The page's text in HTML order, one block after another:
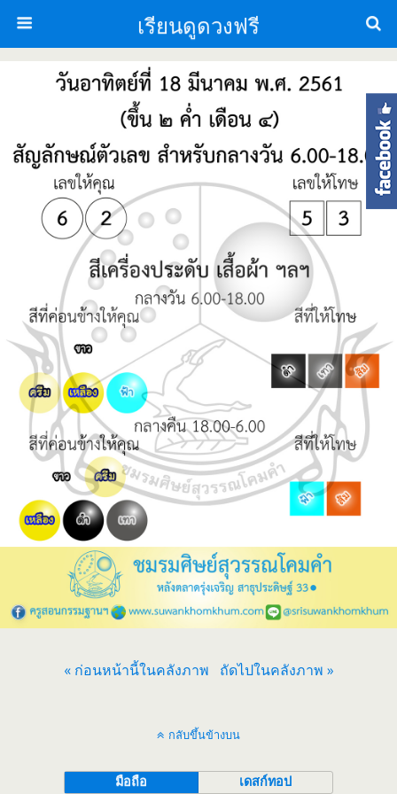
เรียนดูดวงฟรี
« ก่อนหน้านี้ในคลังภาพ ถัดไปในคลังภาพ »
กลับขึ้นข้างบน
มือถือ เดสก์ทอป